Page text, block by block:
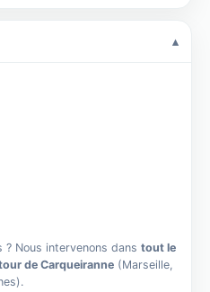
Nous intervenons dans tout le
de Carqueiranne (Marseille,